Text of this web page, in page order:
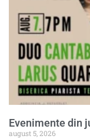
Evenimente din
august 5, 2026